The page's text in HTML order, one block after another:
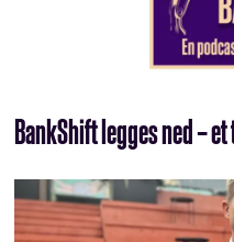
BankShift legges ned –